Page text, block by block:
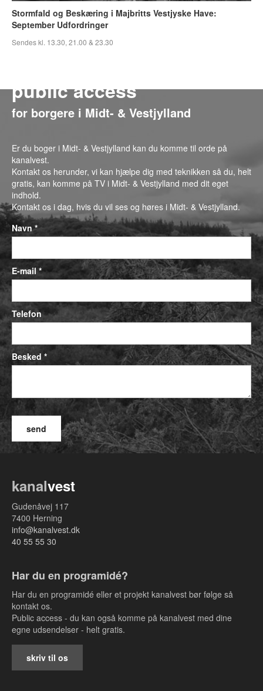
Stormfald og Beskæring i Majbritts Vestjyske Have:
September Udfordringer
Sendes kl. 13.30, 21.00 & 23.30
public access
for borgere i Midt- & Vestjylland
Er du boger i Midt- & Vestjylland kan du komme til orde på
kanalvest.
Kontakt os herunder, vi kan hjælpe dig med teknikken så du, helt
gratis, kan komme på TV i Midt- & Vestjylland med dit eget
indhold.
Kontakt os i dag, hvis du vil ses og høres i Midt- & Vestjylland.
Navn *
E-mail *
Telefon
Besked *
kanalvest
Gudenåvej 117
7400 Herning
info@kanalvest.dk
40 55 55 30
Har du en programidé?
Har du en programidé eller et projekt kanalvest bør følge så
kontakt os.
Public access - du kan også komme på kanalvest med dine
egne udsendelser - helt gratis.
skriv til os